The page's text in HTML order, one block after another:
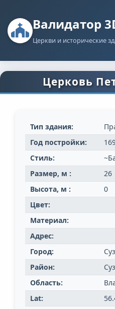
Валидатор
Церкви и исторические
Церковь
Тип здания:
Год постройки:
Стиль:
Размер, м :
26
Высота, м :
0
Цвет:
Материал:
Адрес:
Город:
Район:
Область:
Lat: